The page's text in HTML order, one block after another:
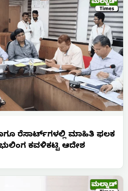
ರೆಸಾರ್ಟ್‌ಗಳಲ್ಲಿ ಮಾಹಿತಿ ಫಲಕ
ಕವಳಿಕಟ್ಟಿ ಆದೇಶ